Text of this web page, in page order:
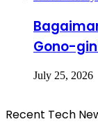
Gono-
July 25, 2026
Recent Tech